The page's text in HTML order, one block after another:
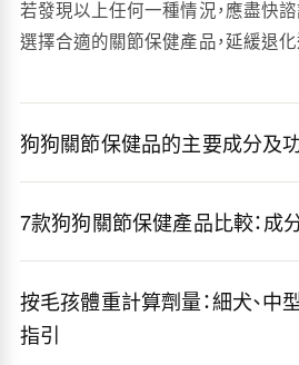
若發現以上任何一種情況，應盡快
選擇合適的關節保健產品，延緩退化
狗狗關節保健品的主要成分及
7款狗狗關節保健產品比較：成
按毛孩體重計算劑量：細犬、中
指引